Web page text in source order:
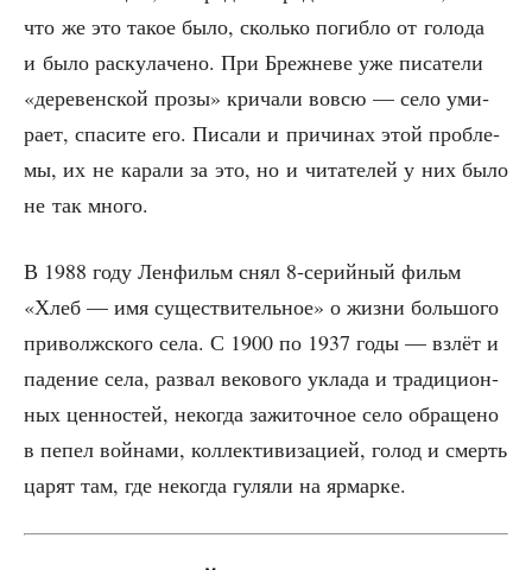
что же это такое было, сколь­ко погиб­ло от голо­да
и было рас­ку­ла­че­но. При Бреж­не­ве уже писа­те­ли
«дере­вен­ской про­зы» кри­ча­ли вовсю — село уми­
ра­ет, спа­си­те его. Писа­ли и при­чи­нах этой про­бле­
мы, их не кара­ли за это, но и чита­те­лей у них было
не так много.
В 1988 году Лен­фильм снял 8‑серийный фильм
«Хлеб — имя суще­стви­тель­ное» о жиз­ни боль­шо­го
при­волж­ско­го села. С 1900 по 1937 годы — взлёт и
паде­ние села, раз­вал веко­во­го укла­да и тра­ди­ци­он­
ных цен­но­стей, неко­гда зажи­точ­ное село обра­ще­но
в пепел вой­на­ми, кол­лек­ти­ви­за­ци­ей, голод и смерть
царят там, где неко­гда гуля­ли на ярмарке.